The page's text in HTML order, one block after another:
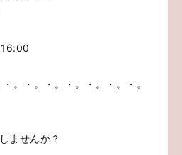
。・。・。・。・。・。・。
ませんか？